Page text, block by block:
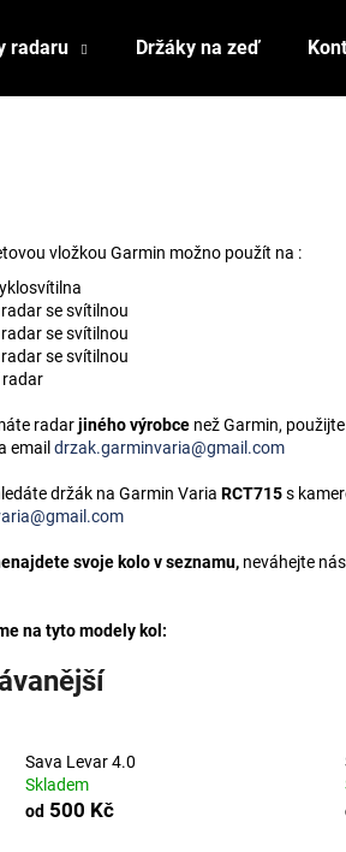
radaru Držáky na zeď
vložkou Garmin možno použít na :
se svítilnou
se svítilnou
se svítilnou
radarjiného výrobce než Garmin,
emaildrzak.garminvaria@gmail.com
držák na Garmin Varia RCT715s
svoje kolo v seznamu, neváhejte
na tyto modely kol:
Sava Levar 4.0
Skladem
od 500 Kč
500 Kč